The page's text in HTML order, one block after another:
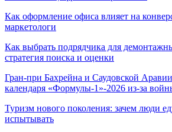
Как оформление офиса влияет на
маркетологи
Как выбрать подрядчика для
стратегия поиска и оценки
Гран-при Бахрейна и Саудовской
календаря «Формулы-1»-2026 из-за
Туризм нового поколения: зачем люди
испытывать